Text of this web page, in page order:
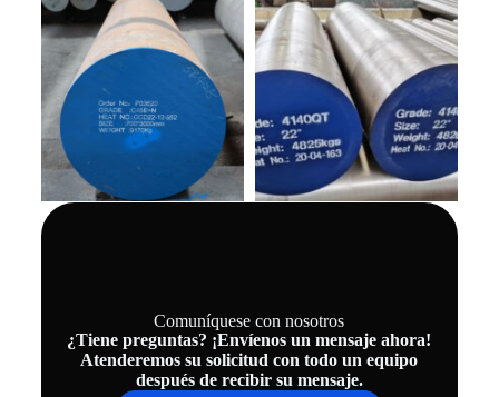
Comuníquese con nosotros
¿Tiene preguntas? ¡Envíenos un mensaje ahora!
Atenderemos su solicitud con todo un equipo
después de recibir su mensaje.